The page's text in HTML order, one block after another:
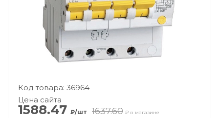
Код товара: 36964
Цена сайта
1588.47 ₽/шт 1637.60 ₽ в магазине